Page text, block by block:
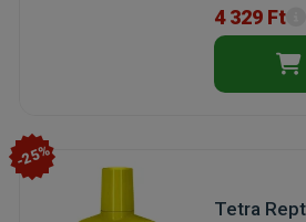
4 329 Ft
-25%
Tetra